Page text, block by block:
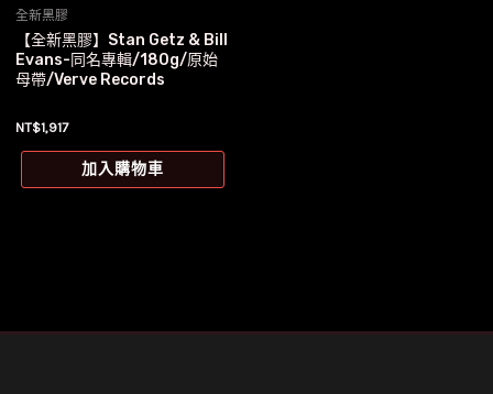
全新黑膠
【全新黑膠】Stan Getz & Bill
Evans-同名專輯/180g/原始
母帶/Verve Records
NT$1,917
加入購物車